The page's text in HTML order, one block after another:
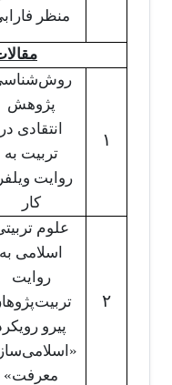
منظر
۱
پژوهش
انتقادی در
تربیت به
روایت
کار
۲
علوم
اسلامی به
روایت
پیرو
معرفت»